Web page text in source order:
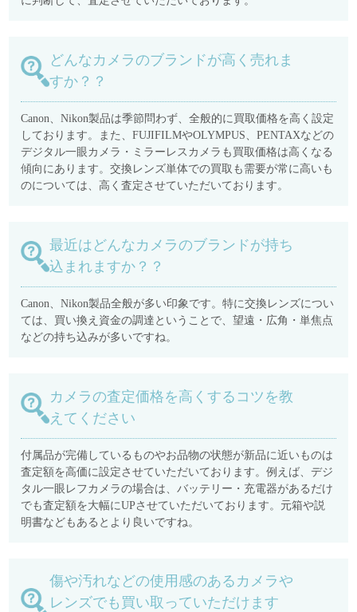
どんなカメラのブランドが高く売れま
すか？？
Canon、Nikon製品は季節問わず、全般的に買取価格を高く設定
しております。また、FUJIFILMやOLYMPUS、PENTAXなどの
デジタル一眼カメラ・ミラーレスカメラも買取価格は高くなる
傾向にあります。交換レンズ単体での買取も需要が常に高いも
のについては、高く査定させていただいております。
最近はどんなカメラのブランドが持ち
込まれますか？？
Canon、Nikon製品全般が多い印象です。特に交換レンズについ
ては、買い換え資金の調達ということで、望遠・広角・単焦点
などの持ち込みが多いですね。
カメラの査定価格を高くするコツを教
えてください
付属品が完備しているものやお品物の状態が新品に近いものは
査定額を高価に設定させていただいております。例えば、デジ
タル一眼レフカメラの場合は、バッテリー・充電器があるだけ
でも査定額を大幅にUPさせていただいております。元箱や説
明書などもあるとより良いですね。
傷や汚れなどの使用感のあるカメラや
レンズでも買い取っていただけます